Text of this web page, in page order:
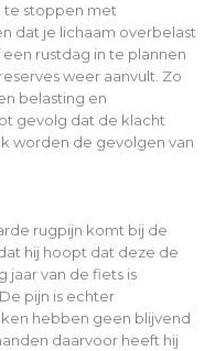
te stoppen met
dat je lichaam overbelast
rustdag in te plannen
weer aanvult. Zo
belasting en
gevolg dat de klacht
worden de gevolgen van
rugpijn komt bij de
hij hoopt dat deze de
jaar van de fiets is
pijn is echter
hebben geen blijvend
daarvoor heeft hij